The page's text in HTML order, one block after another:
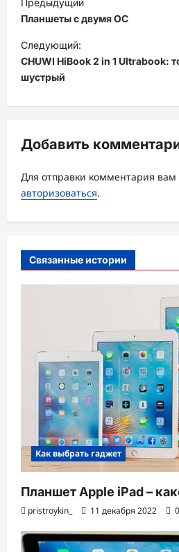
а
в
и
г
а
и
з
и
с
Предыдущий
Планшеты с двумя ОС
Следующий:
CHUWI HiBook 2 in 1 Ultrabook:
шустрый
Добавить
Для отправки комментария
авторизоваться.
Связанные истории
Как выбрать гаджет
Планшет Apple iPad –
pristroykin_ 11 декабря 2022 0